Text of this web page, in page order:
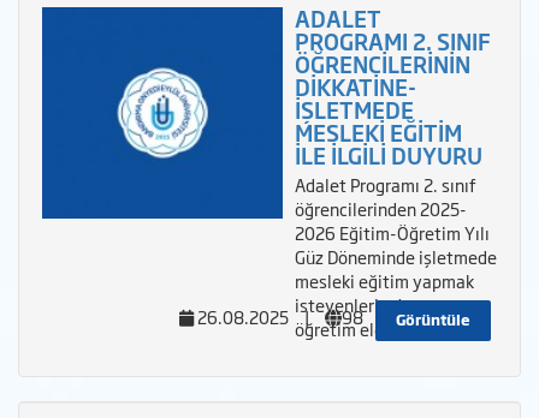
ADALET
PROGRAMI 2. SINIF
ÖĞRENCİLERİNİN
DİKKATİNE-
İŞLETMEDE
MESLEKİ EĞİTİM
İLE İLGİLİ DUYURU
Adalet Programı 2. sınıf
öğrencilerinden 2025-
2026 Eğitim-Öğretim Yılı
Güz Döneminde işletmede
mesleki eğitim yapmak
isteyenlerin danışman
öğretim ele
Görüntüle
26.08.2025 | 98